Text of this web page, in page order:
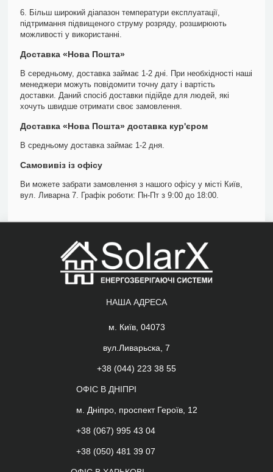
6. Більш широкий діапазон температури експлуатації,
підтримання підвищеного струму розряду, розширюють
можливості у використанні.
Доставка «Нова Пошта»
В середньому, доставка займає 1-2 дні. При необхідності наші
менеджери можуть повідомити точну дату і вартість
доставки. Даний спосіб доставки підійде для людей, які
хочуть швидше отримати своє замовлення.
Доставка «Нова Пошта» доставка кур'єром
В средньому доставка займає 1-2 дня.
Самовивіз із офісу
Ви можете забрати замовлення з нашого офісу у місті Київ,
вул. Ливарна 7. Графік роботи: Пн-Пт з 9:00 до 18:00.
НАША АДРЕСА
м. Київ, 04073
вул.Ливарьска, 7
+38 (044) 223 38 55
ОФІС В ДНІПРІ
м. Дніпро, проспект Героїв, 12
+38 (067) 995 43 04
+38 (050) 481 39 07